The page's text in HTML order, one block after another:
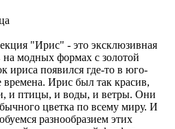
"Ирис" - это эксклюзивная
модных формах с золотой
ириса появился где-то в юго-
Ирис был так красив,
и птицы, и воды, и ветры. Они
цветка по всему миру. И
разнообразием этих